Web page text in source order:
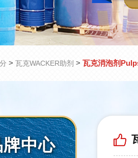
> 瓦克WACKER助剂 > 瓦克消泡剂
中心